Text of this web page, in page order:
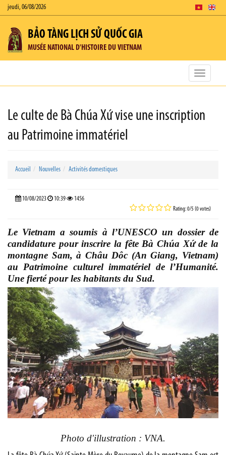
jeudi, 06/08/2026
BẢO TÀNG LỊCH SỬ QUỐC GIA
MUSÉE NATIONAL D'HISTOIRE DU VIETNAM
Toggle
Le culte de Bà Chúa Xứ vise une inscription
au Patrimoine immatériel
Accueil Nouvelles Activités domestiques
10/08/2023 10:39 1456
Rating: 0/5 (0 votes)
Le Vietnam a soumis à l’UNESCO un dossier de
candidature pour inscrire la fête Bà Chúa Xứ de la
montagne Sam, à Châu Dôc (An Giang, Vietnam)
au Patrimoine culturel immatériel de l’Humanité.
Une fierté pour les habitants du Sud.
Photo d'illustration : VNA.